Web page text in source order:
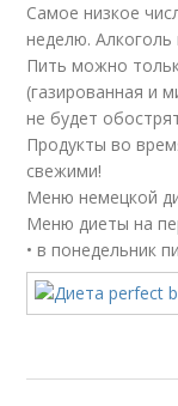
Самое низкое
неделю.
Пить можно
(газированная и
не будет
Продукты во
свежими!
Меню немецкой
Меню диеты на
• в понедельник